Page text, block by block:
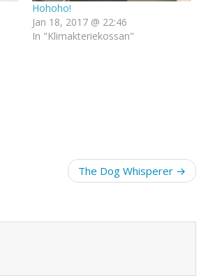
Hohoho!
Jan 18, 2017 @ 22:46
In "Klimakteriekossan"
The Dog Whisperer